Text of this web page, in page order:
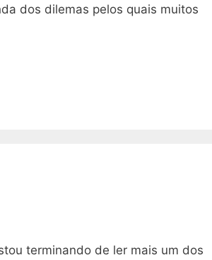
dos dilemas pelos quais muitos
terminando de ler mais um dos